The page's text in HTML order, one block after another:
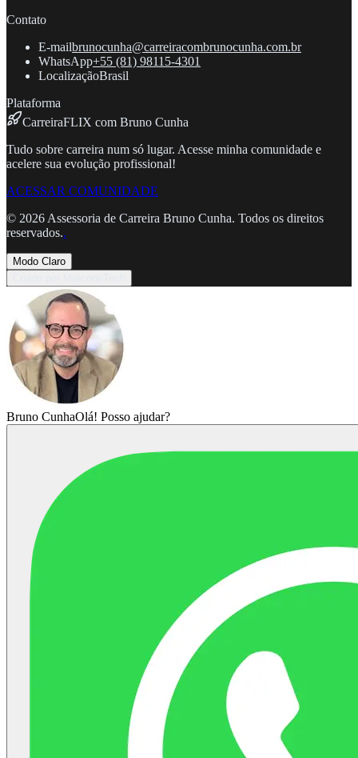
Contato
E-mailbrunocunha@carreiracombrunocunha.com.br
WhatsApp+55 (81) 98115-4301
LocalizaçãoBrasil
Plataforma
CarreiraFLIX com Bruno Cunha
Tudo sobre carreira num só lugar. Acesse minha comunidade e
acelere sua evolução profissional!
ACESSAR COMUNIDADE
© 2026 Assessoria de Carreira Bruno Cunha. Todos os direitos
reservados..
Modo Claro
Bruno CunhaOlá! Posso ajudar?